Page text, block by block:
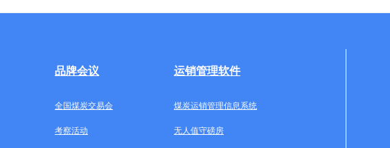
品牌会议 运销管理软件
全国煤炭交易会 煤炭运销管理信息系统
考察活动 无人值守磅房